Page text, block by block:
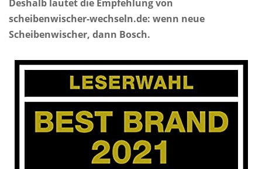
Deshalb lautet die Empfehlung von
scheibenwischer-wechseln.de: wenn neue
Scheibenwischer, dann Bosch.